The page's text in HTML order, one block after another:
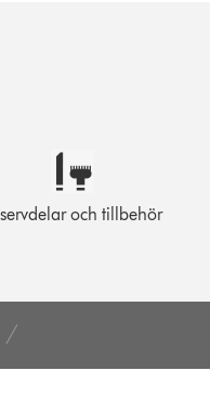
och tillbehör